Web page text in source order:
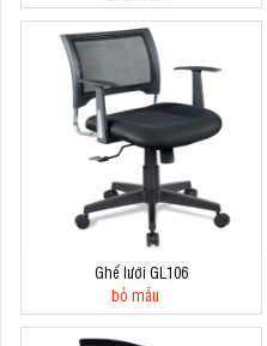
Ghế lưới GL106
bỏ mẫu